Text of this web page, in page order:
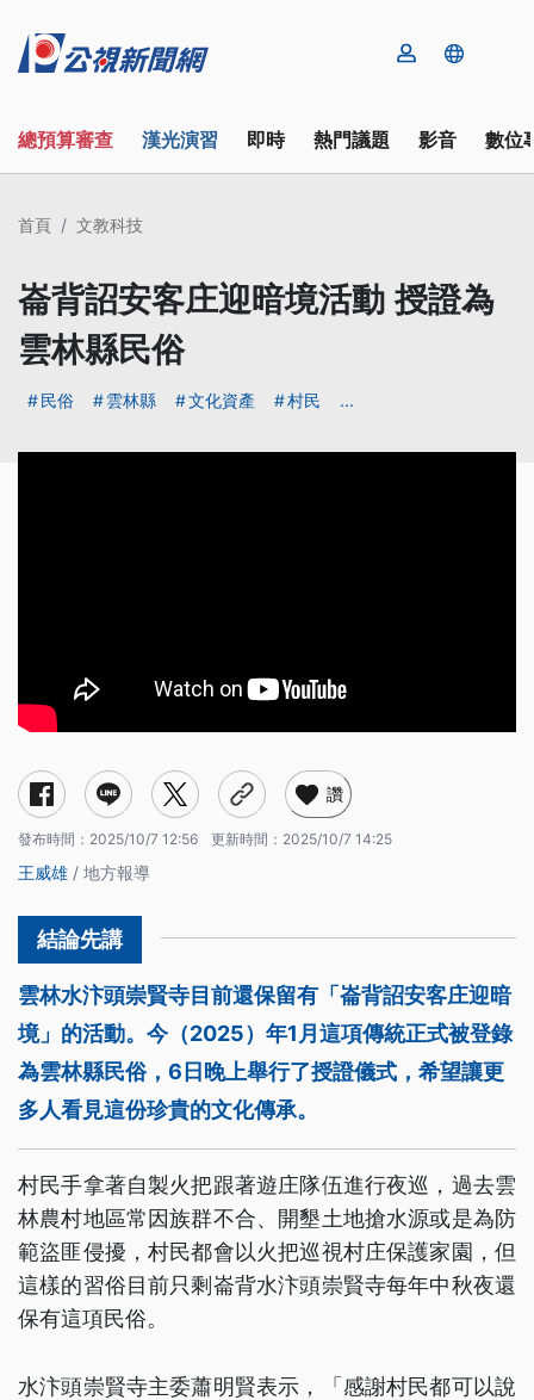
總預算審查 漢光演習 即時 熱門議題 影音 數位
首頁 文教科技
崙背詔安客庄迎暗境活動 授證為
雲林縣民俗
民俗 雲林縣 文化資產 村民 ...
讚
發布時間： 2025/10/7 12:56 更新時間： 2025/10/7 14:25
王威雄 / 地方報導
雲林水汴頭崇賢寺目前還保留有「崙背詔安客庄迎暗
境」的活動。今（2025）年1月這項傳統正式被登錄
為雲林縣民俗，6日晚上舉行了授證儀式，希望讓更
多人看見這份珍貴的文化傳承。
村民手拿著自製火把跟著遊庄隊伍進行夜巡，過去雲
林農村地區常因族群不合、開墾土地搶水源或是為防
範盜匪侵擾，村民都會以火把巡視村庄保護家園，但
這樣的習俗目前只剩崙背水汴頭崇賢寺每年中秋夜還
保有這項民俗。
水汴頭崇賢寺主委蕭明賢表示，「感謝村民都可以說